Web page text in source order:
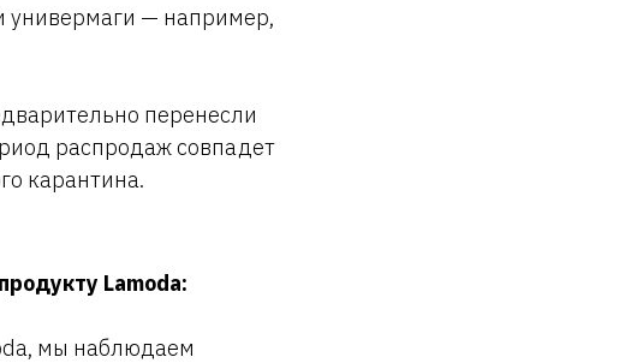
универмаги — например,
перенесли
распродаж совпадет
карантина.
Lamoda:
мы наблюдаем